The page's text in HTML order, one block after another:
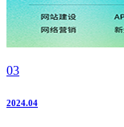
03
2024.04